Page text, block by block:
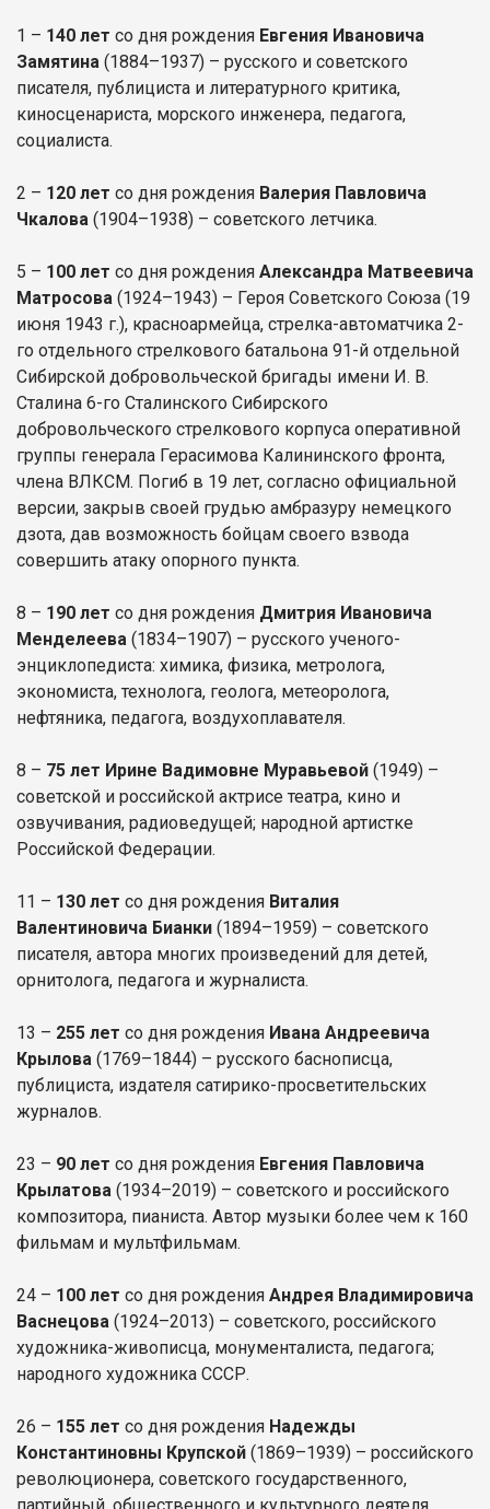
1 – 140 лет со дня рождения Евгения Ивановича
Замятина (1884–1937) – русского и советского
писателя, публициста и литературного критика,
киносценариста, морского инженера, педагога,
социалиста.
2 – 120 лет со дня рождения Валерия Павловича
Чкалова (1904–1938) – советского летчика.
5 – 100 лет со дня рождения Александра Матвеевича
Матросова (1924–1943) – Героя Советского Союза (19
июня 1943 г.), красноармейца, стрелка-автоматчика 2-
го отдельного стрелкового батальона 91-й отдельной
Сибирской добровольческой бригады имени И. В.
Сталина 6-го Сталинского Сибирского
добровольческого стрелкового корпуса оперативной
группы генерала Герасимова Калининского фронта,
члена ВЛКСМ. Погиб в 19 лет, согласно официальной
версии, закрыв своей грудью амбразуру немецкого
дзота, дав возможность бойцам своего взвода
совершить атаку опорного пункта.
8 – 190 лет со дня рождения Дмитрия Ивановича
Менделеева (1834–1907) – русского ученого-
энциклопедиста: химика, физика, метролога,
экономиста, технолога, геолога, метеоролога,
нефтяника, педагога, воздухоплавателя.
8 – 75 лет Ирине Вадимовне Муравьевой (1949) –
советской и российской актрисе театра, кино и
озвучивания, радиоведущей; народной артистке
Российской Федерации.
11 – 130 лет со дня рождения Виталия
Валентиновича Бианки (1894–1959) – советского
писателя, автора многих произведений для детей,
орнитолога, педагога и журналиста.
13 – 255 лет со дня рождения Ивана Андреевича
Крылова (1769–1844) – русского баснописца,
публициста, издателя сатирико-просветительских
журналов.
23 – 90 лет со дня рождения Евгения Павловича
Крылатова (1934–2019) – советского и российского
композитора, пианиста. Автор музыки более чем к 160
фильмам и мультфильмам.
24 – 100 лет со дня рождения Андрея Владимировича
Васнецова (1924–2013) – советского, российского
художника-живописца, монументалиста, педагога;
народного художника СССР.
26 – 155 лет со дня рождения Надежды
Константиновны Крупской (1869–1939) – российского
революционера, советского государственного,